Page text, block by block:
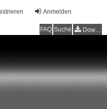
Anmelden
FAQ Suche Downloads